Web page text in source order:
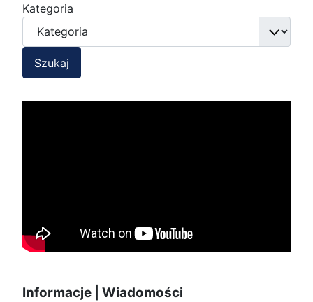
Kategoria
Szukaj
Informacje | Wiadomości